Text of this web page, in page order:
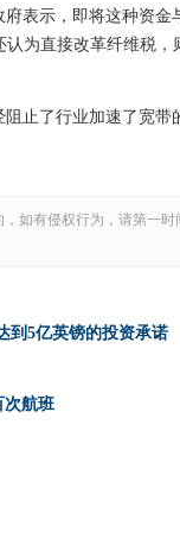
丁。避免它们。
表示，即将这种资金
认为直接改革纤维税，
止了行业加速了宽带
如有侵权行为，请第一时
到5亿英镑的投资承诺
次航班